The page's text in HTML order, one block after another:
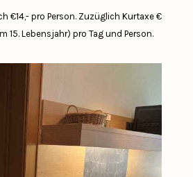
€14,- pro Person. Zuzüglich Kurtaxe €
15. Lebensjahr) pro Tag und Person.